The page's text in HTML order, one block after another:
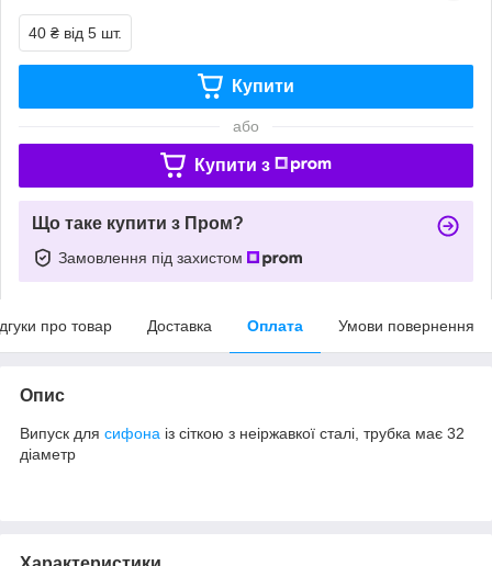
40 ₴ від 5 шт.
Купити
або
Купити з
Що таке купити з Пром?
Замовлення під захистом
про товар Доставка Оплата Умови повернення
Опис
Випуск для сифона із сіткою з неіржавкої сталі, трубка має 32
діаметр